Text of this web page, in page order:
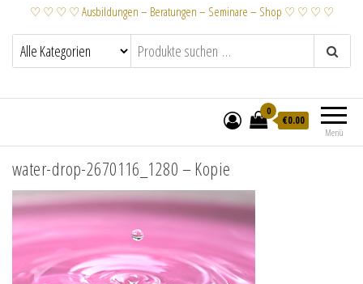
♡ ♡ ♡ ♡ Ausbildungen – Beratungen – Seminare – Shop ♡ ♡ ♡ ♡
Menü
0
€0.00
water-drop-2670116_1280 – Kopie